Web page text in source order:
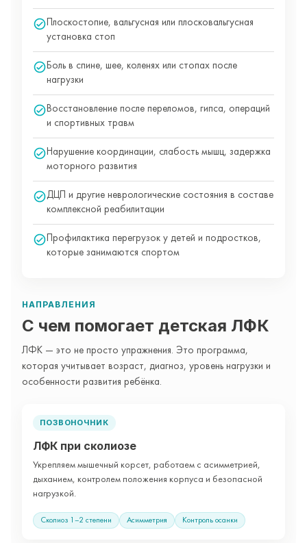
Плоскостопие, вальгусная или плосковальгусная
установка стоп
Боль в спине, шее, коленях или стопах после
нагрузки
Восстановление после переломов, гипса, операций
и спортивных травм
Нарушение координации, слабость мышц, задержка
моторного развития
ДЦП и другие неврологические состояния в составе
комплексной реабилитации
Профилактика перегрузок у детей и подростков,
которые занимаются спортом
НАПРАВЛЕНИЯ
С чем помогает детская ЛФК
ЛФК — это не просто упражнения. Это программа,
которая учитывает возраст, диагноз, уровень нагрузки и
особенности развития ребёнка.
ПОЗВОНОЧНИК
ЛФК при сколиозе
Укрепляем мышечный корсет, работаем с асимметрией,
дыханием, контролем положения корпуса и безопасной
нагрузкой.
Сколиоз 1–2 степени Асимметрия Контроль осанки